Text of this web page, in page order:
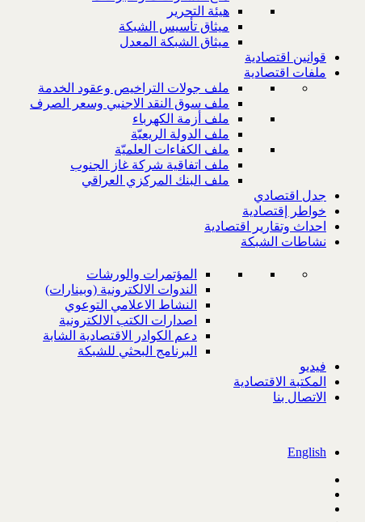
هيئة التحرير
ميثاق تأسيس الشبكة
ميثاق الشبكة المعدل
قوانين اقتصادية
ملفات اقتصادية
ملف جولات التراخيص وعقود الخدمة
ملف سوق النقد الاجنبي وسعر الصرف
ملف أزمة الكهرباء
ملف الدولة الريعيّة
ملف الكفاءات العلميّة
ملف اتفاقية شركة غاز الجنوب
ملف البنك المركزي العراقي
جدل اقتصادي
خواطر إقتصادية
احداث وتقارير اقتصادية
نشاطات الشبكة
المؤتمرات والورشات
الندوات الالكترونية (وبينارات)
النشاط الاعلامي التوعوي
اصدارات الكتب الالكترونية
دعم الكوادر الاقتصادية الشابة
البرنامج البحثي للشبكة
فيديو
المكتبة الاقتصادية
الاتصال بنا
English